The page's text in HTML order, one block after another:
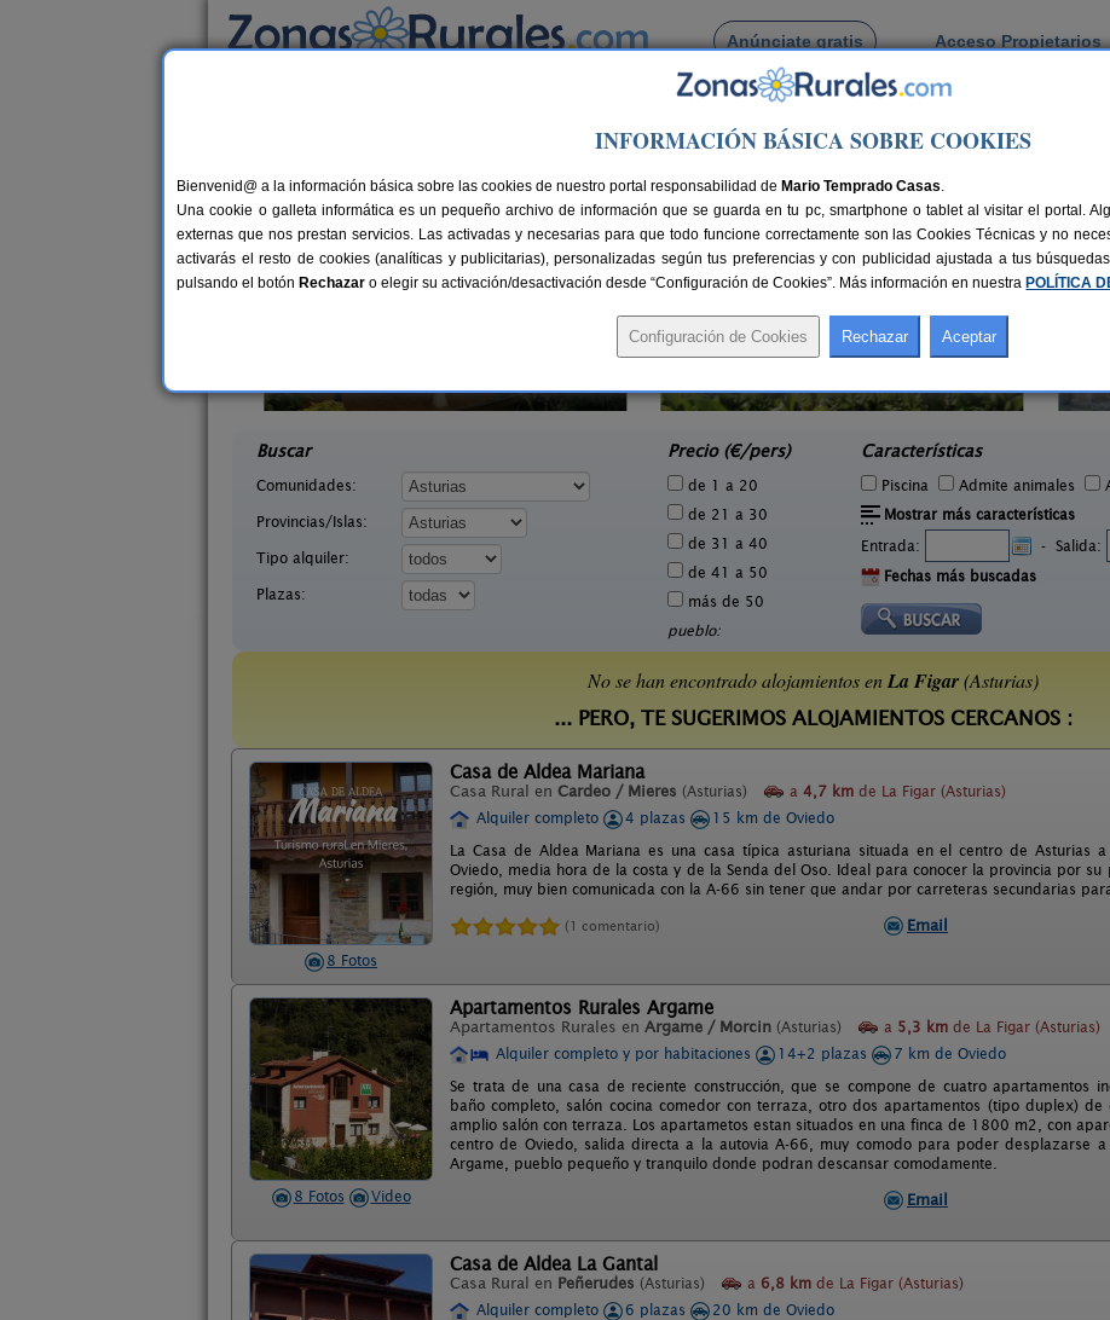
Anúnciate gratis Acceso Propietarios
Busca por pueblo
Casas Rurales cerca de La Figar
18 €
La Llosuca
Buscar
Comunidades:
Provincias/Islas:
Tipo alquiler:
Plazas:
Precio (€/pers)
de 1 a 20
de 21 a 30
de 31 a 40
de 41 a 50
más de 50
pueblo:
Características
Piscina Admite animales
Mostrar más características
Entrada:
- Salida:
Fechas más buscadas
No se han encontrado alojamientos enLa Figar(Asturias)
... PERO, TE SUGERIMOS ALOJAMIENTOS CERCANOS :
8 Fotos
Casa de Aldea Mariana
Casa Rural en Cardeo / Mieres (Asturias) a 4,7 km de La Figar (Asturias)
Alquiler completo
4 plazas
15 km de Oviedo
La Casa de Aldea Mariana es una casa típica asturiana situada en el centro de Asturias
Oviedo, media hora de la costa y de la Senda del Oso. Ideal para conocer la provincia por
región, muy bien comunicada con la A-66 sin tener que andar por carreteras secundarias
(1 comentario) Email
8 Fotos Video
Apartamentos Rurales Argame
Apartamentos Rurales en Argame / Morcin (Asturias) a 5,3 km de La Figar (Asturias)
Alquiler completo y por habitaciones
14+2 plazas
7 km de Oviedo
Se trata de una casa de reciente construcción, que se compone de cuatro apartamentos
baño completo, salón cocina comedor con terraza, otro dos apartamentos (tipo duplex)
amplio salón con terraza. Los apartametos estan situados en una finca de 1800 m2, con
centro de Oviedo, salida directa a la autovia A-66, muy comodo para poder desplazarse
Argame, pueblo pequeño y tranquilo donde podran descansar comodamente.
Email
Casa de Aldea La Gantal
Casa Rural en Peñerudes (Asturias) a 6,8 km de La Figar (Asturias)
Alquiler completo
6 plazas
20 km de Oviedo
INFORMACIÓN BÁSICA SOBRE COOKIES
Bienvenid@ a la información básica sobre las cookies de nuestro portal responsabilidad de Mario Temprado Casas.
Una cookie o galleta informática es un pequeño archivo de información que se guarda en tu pc, smartphone o tablet al visitar el portal.
externas que nos prestan servicios. Las activadas y necesarias para que todo funcione correctamente son las Cookies Técnicas y no
activarás el resto de cookies (analíticas y publicitarias), personalizadas según tus preferencias y con publicidad ajustada a tus
pulsando el botón Rechazar o elegir su activación/desactivación desde “Configuración de Cookies”. Más información en nuestra POLÍTICA